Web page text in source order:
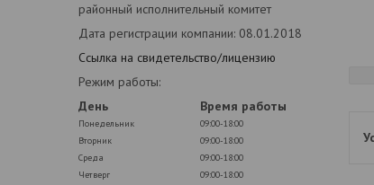
районный исполнительный комитет
Дата регистрации компании: 08.01.2018
Ссылка на свидетельство/лицензию
Режим работы:
День
Время работы
Понедельник
09:00-18:00
Вторник
09:00-18:00
Среда
09:00-18:00
Четверг
09:00-18:00